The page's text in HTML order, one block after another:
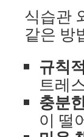
식습관
같은 방
규칙
트레
충분
이 떨